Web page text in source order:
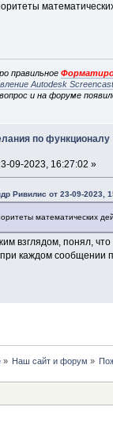
правильное
Autodesk
и на форуме
по функционалу
09-2023, 16:27:02 »
Ривилис от 23-09-2023,
математических
взглядом, понял,
каждом сообщении
» Наш сайт и форум »